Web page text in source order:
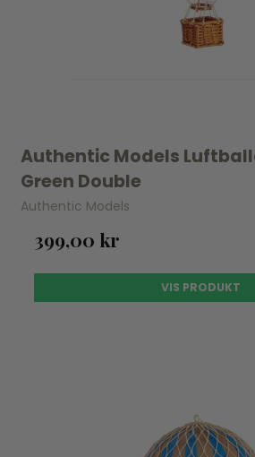
Authentic Models
Green Double
Authentic Models
399,00 kr
VIS PRODUKT